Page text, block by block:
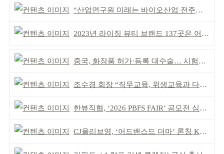
“산업연구원 미래는 바이오산업 전주기 아우르는 것”
2023년 라이징 뷰티 브랜드 137곳은 어디?
중국, 화장품 허가·등록 대수술… 시험자료 공용 허용
조수경 회장 “직무교육, 위생교육과 다르다”
한뷰직협, ‘2026 PBFS FAIR’ 공모전 심사 성료
CJ올리브영, ‘어드밴스드 더마’ 론칭 K더마 육성 박차